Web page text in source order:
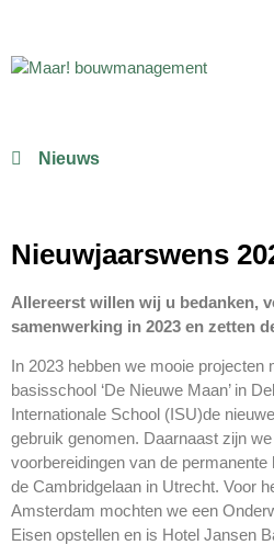
Nieuws
Nieuwjaarswens
Allereerst willen wij u bedanken,
samenwerking in 2023 en zetten
In 2023 hebben we mooie projecten
basisschool ‘De Nieuwe Maan’ in
Internationale School (ISU)de
gebruik genomen. Daarnaast zijn
voorbereidingen van de
de Cambridgelaan in Utrecht. Voor
Amsterdam mochten we een
Eisen opstellen en is Hotel Jansen